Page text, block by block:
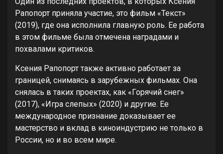
Рапопорт приняла участие, это фильм «Текст»
(2019), где она исполнила главную роль. Ее работа
в этом фильме была отмечена наградами и
похвалами критиков.
Ксения Рапопорт также активно работает за
границей, снимаясь в зарубежных фильмах. Она
снялась в таких проектах, как «Горячий снег»
(2017), «Игра слепых» (2020) и другие. Ее
международное признание доказывает ее
мастерство и вклад в киноиндустрию не только в
России, но и во всем мире.